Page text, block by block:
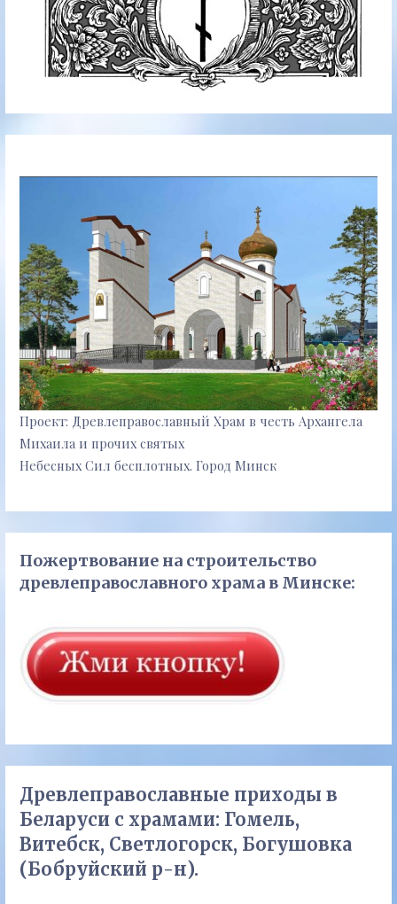
Проект: Древлеправославный Храм в честь Архангела
Михаила и прочих святых
Небесных Сил бесплотных. Город Минск
Пожертвование на строительство
древлеправославного храма в Минске:
Древлеправославные приходы в
Беларуси с храмами: Гомель,
Витебск, Светлогорск, Богушовка
(Бобруйский р-н).